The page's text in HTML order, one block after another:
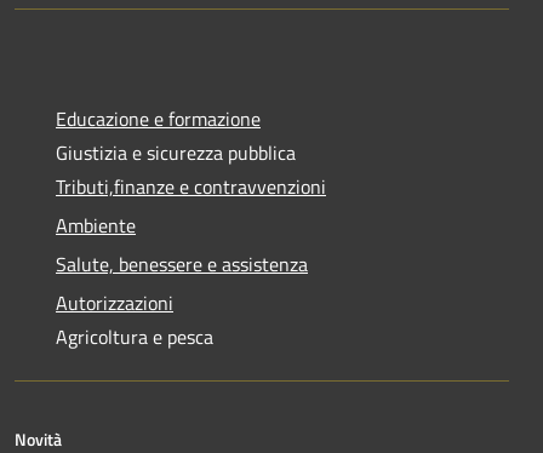
Educazione e formazione
Giustizia e sicurezza pubblica
Tributi,finanze e contravvenzioni
Ambiente
Salute, benessere e assistenza
Autorizzazioni
Agricoltura e pesca
Novità